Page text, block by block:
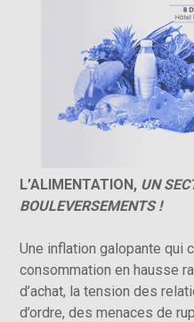
L’ALIMENTATION, UN
BOULEVERSEMENTS !
Une inflation galopante qui
consommation en hausse
d’achat, la tension des
d’ordre, des menaces de